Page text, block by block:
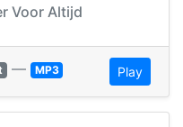
Voor Altijd
— MP3 Play